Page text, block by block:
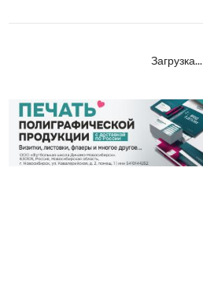
Загрузка...